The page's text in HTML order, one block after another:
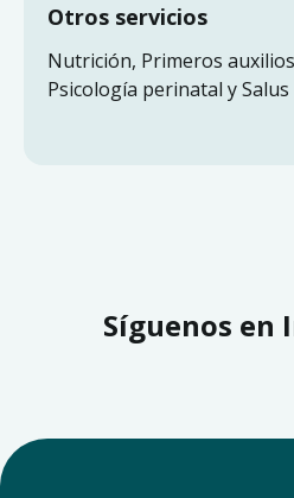
Otros servicios
Nutrición, Primeros
Psicología perinatal y Salus
Síguenos en